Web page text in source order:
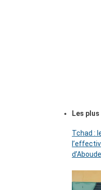
Les plus
Tchad :